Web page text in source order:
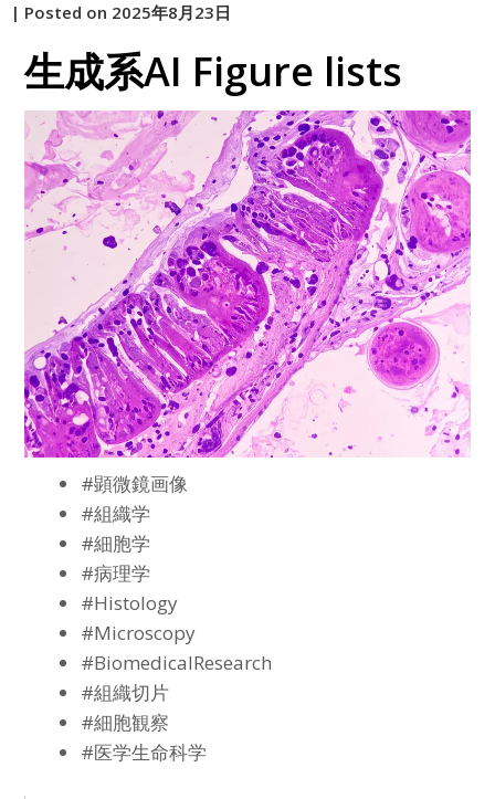
by
| Posted on 2025年8月23日
生成系AI Figure lists
#顕微鏡画像
#組織学
#細胞学
#病理学
#Histology
#Microscopy
#BiomedicalResearch
#組織切片
#細胞観察
#医学生命科学